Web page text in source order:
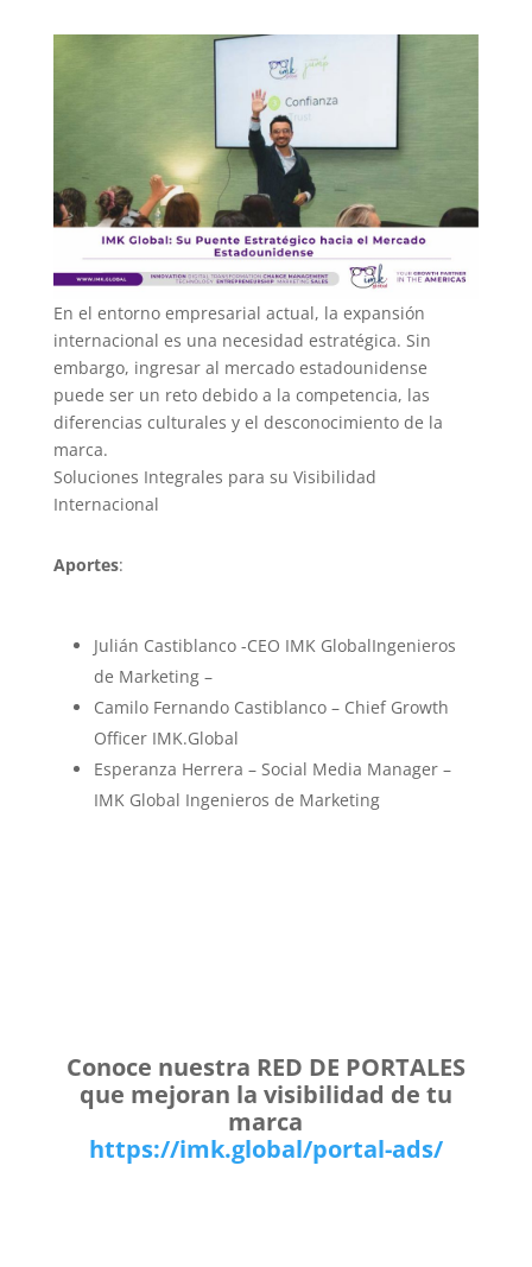
En el entorno empresarial actual, la expansión
internacional es una necesidad estratégica. Sin
embargo, ingresar al mercado estadounidense
puede ser un reto debido a la competencia, las
diferencias culturales y el desconocimiento de la
marca.
Soluciones Integrales para su Visibilidad
Internacional
Aportes:
Julián Castiblanco -CEO IMK GlobalIngenieros
de Marketing –
Camilo Fernando Castiblanco – Chief Growth
Officer IMK.Global
Esperanza Herrera – Social Media Manager –
IMK Global Ingenieros de Marketing
Conoce nuestra RED DE PORTALES
que mejoran la visibilidad de tu
marca
https://imk.global/portal-ads/